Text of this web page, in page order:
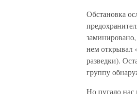
Обстановка
нем открывал
разведки).
группу
Но пугало нас